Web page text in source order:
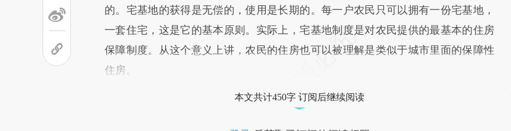
的。宅基地的获得是无偿的，使用是长期的。每一户农民只可以拥有一份宅基地，
一套住宅，这是它的基本原则。实际上，宅基地制度是对农民提供的最基本的住房
保障制度。从这个意义上讲，农民的住房也可以被理解是类似于城市里面的保障性
住房。
本文共计450字 订阅后继续阅读